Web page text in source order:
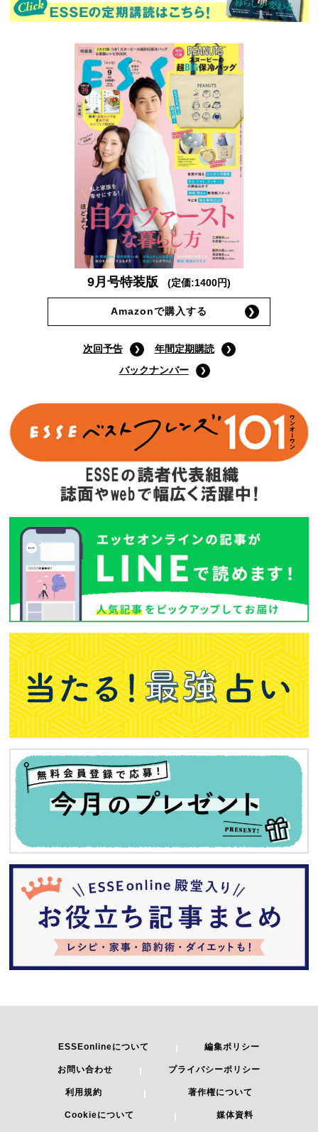
9月号特装版 (定価:1400円)
Amazonで購入する
次回予告
年間定期購読
バックナンバー
ESSEonlineについて 編集ポリシー
お問い合わせ プライバシーポリシー
利用規約 著作権について
Cookieについて 媒体資料